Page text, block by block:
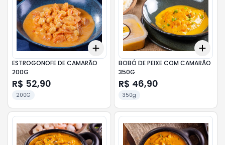
+5 +10
Add
ESTROGONOFE DE CAMARÃO
200G
R$ 52,90
200G
Add
BOBÓ DE PEIXE COM CAMARÃO
350G
R$ 46,90
350g